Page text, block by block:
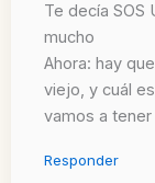
Te decía SOS
mucho
Ahora: hay
viejo, y cuál
vamos a
Responder